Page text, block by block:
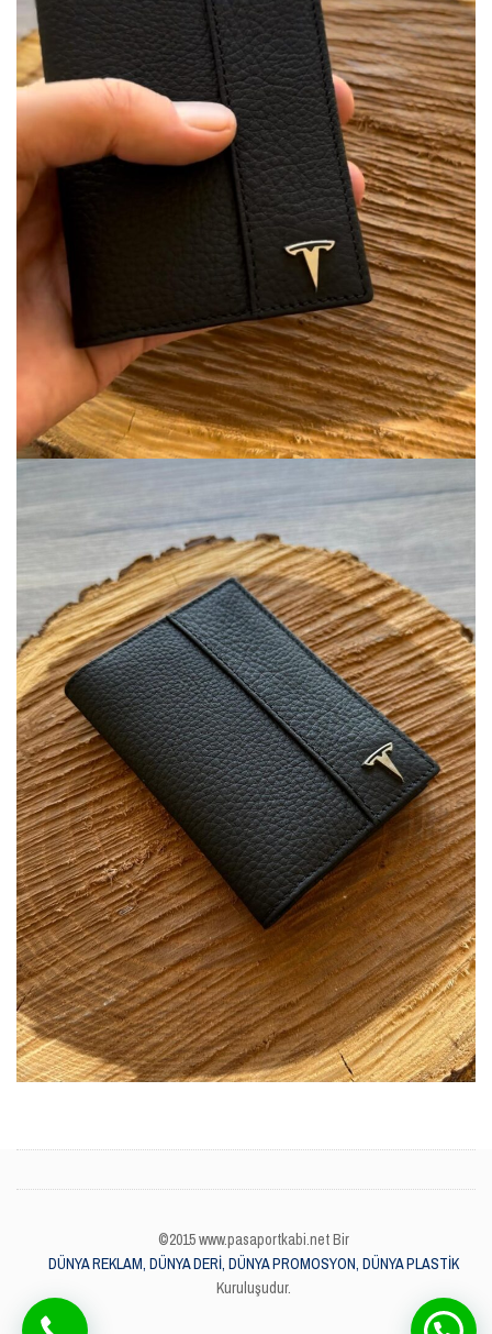
©2015 www.pasaportkabi.net Bir
DÜNYA REKLAM, DÜNYA DERİ, DÜNYA PROMOSYON, DÜNYA PLASTİK
Kuruluşudur.